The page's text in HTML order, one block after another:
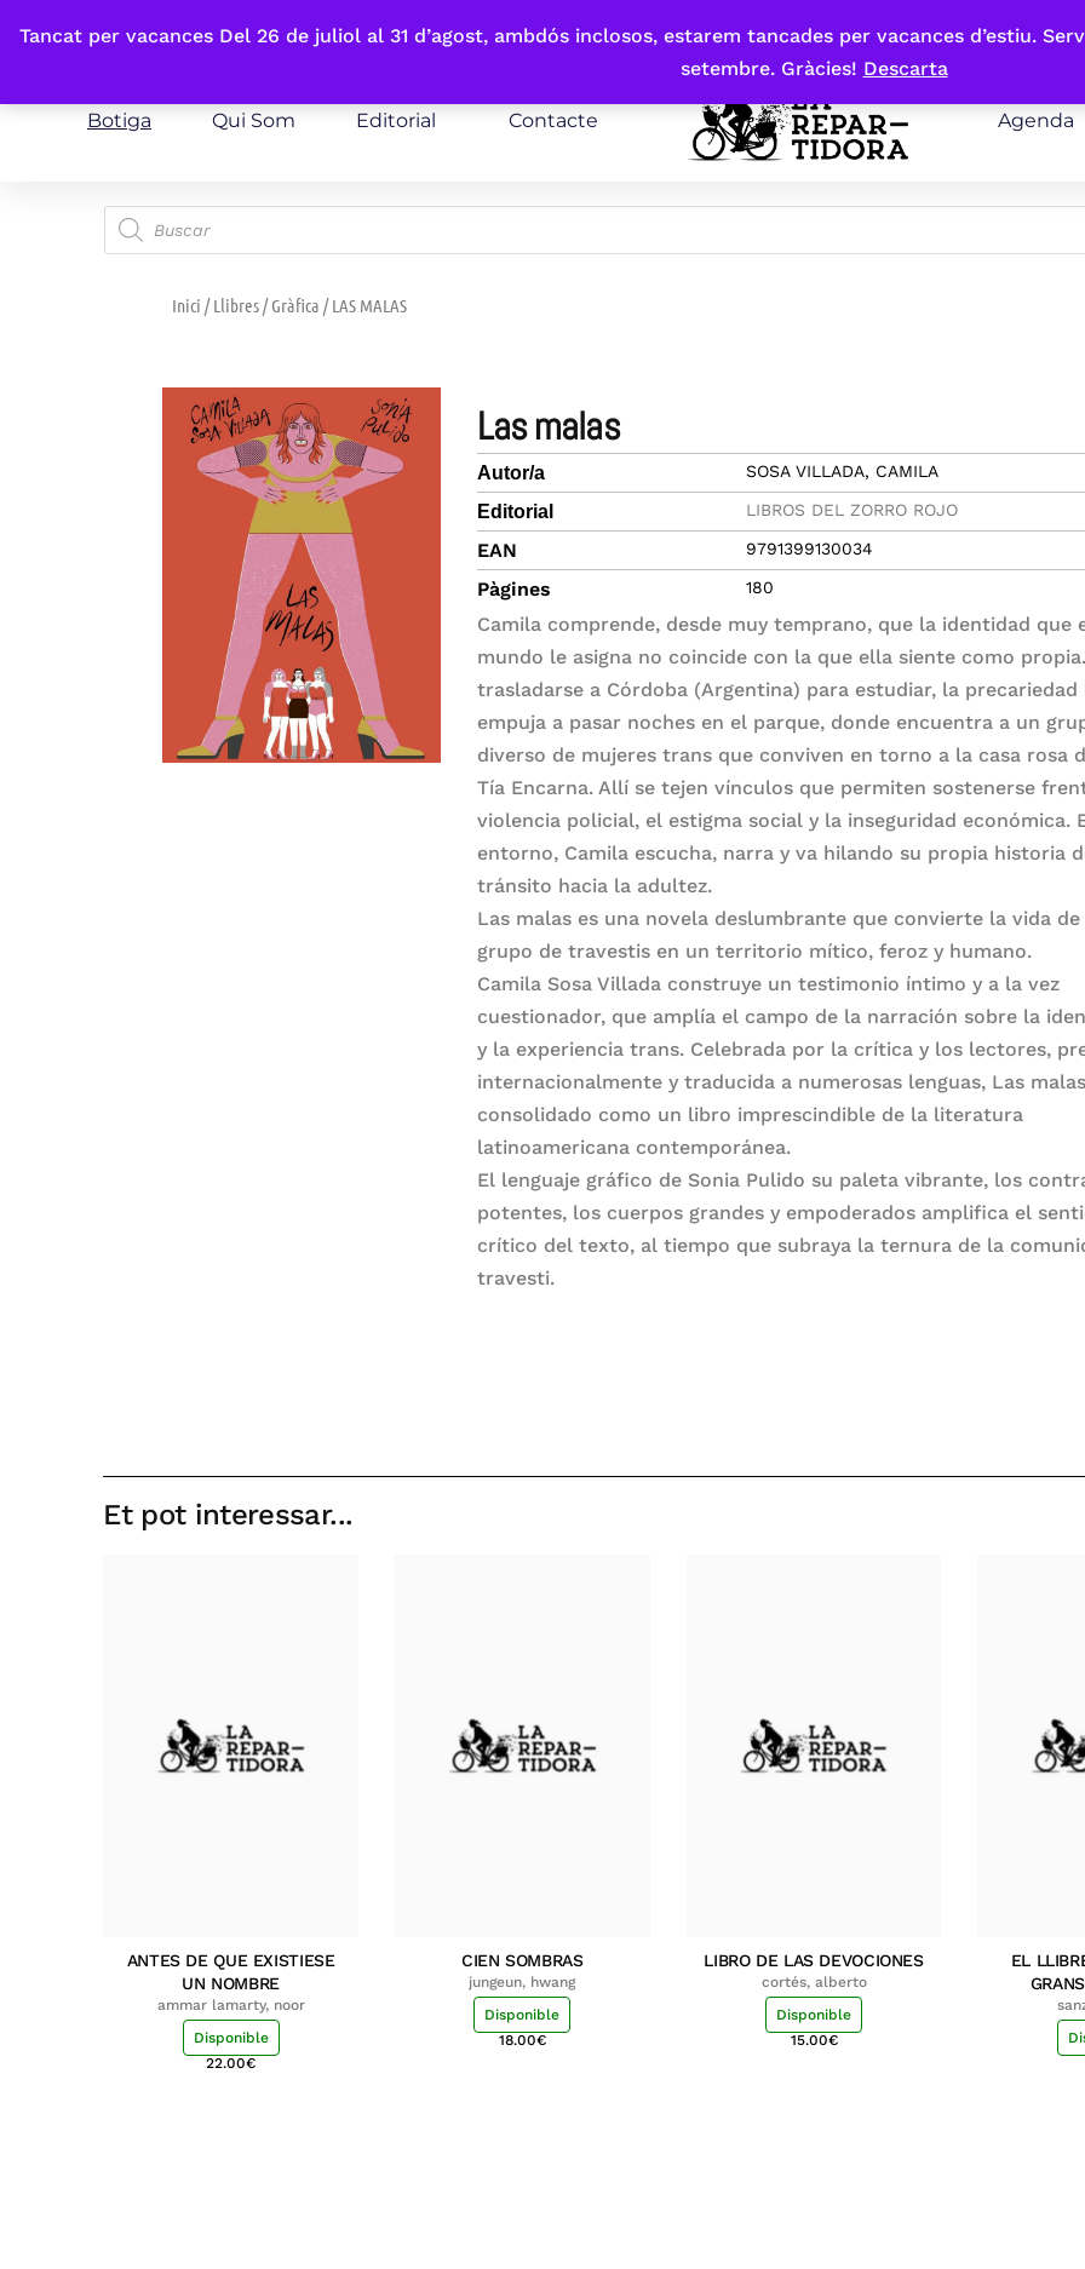
Tancat per vacances Del 26 de juliol al 31 d’agost, ambdós inclosos, estarem tancades per vacances d’estiu.
setembre. Gràcies! Descarta
Fes-te'n sòcia
Botiga Qui Som Editorial Contacte Agenda
Inici /Llibres/Gràfica / LAS MALAS
las malas
Autor/a SOSA VILLADA, CAMILA
Editorial LIBROS DEL ZORRO ROJO
EAN 9791399130034
Pàgines 180
Camila comprende, desde muy temprano, que la identidad que
mundo le asigna no coincide con la que ella siente como
trasladarse a Córdoba (Argentina) para estudiar, la precariedad
empuja a pasar noches en el parque, donde encuentra a un
diverso de mujeres trans que conviven en torno a la casa rosa
Tía Encarna. Allí se tejen vínculos que permiten sostenerse
violencia policial, el estigma social y la inseguridad económica.
entorno, Camila escucha, narra y va hilando su propia historia
tránsito hacia la adultez.
Las malas es una novela deslumbrante que convierte la vida de
grupo de travestis en un territorio mítico, feroz y humano.
Camila Sosa Villada construye un testimonio íntimo y a la vez
cuestionador, que amplía el campo de la narración sobre la
y la experiencia trans. Celebrada por la crítica y los lectores,
internacionalmente y traducida a numerosas lenguas, Las
consolidado como un libro imprescindible de la literatura
latinoamericana contemporánea.
El lenguaje gráfico de Sonia Pulido su paleta vibrante, los
potentes, los cuerpos grandes y empoderados amplifica el
crítico del texto, al tiempo que subraya la ternura de la
travesti.
Et pot interessar...
ANTES DE QUE EXISTIESE
UN NOMBRE
ammar lamarty, noor
Disponible
22.00€
CIEN SOMBRAS
jungeun, hwang
Disponible
18.00€
LIBRO DE LAS DEVOCIONES
cortés, alberto
Disponible
15.00€
EL